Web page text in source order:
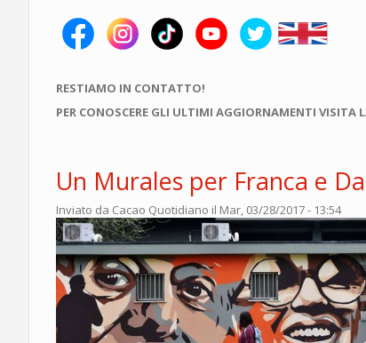
RESTIAMO IN CONTATTO!
PER CONOSCERE GLI ULTIMI AGGIORNAMENTI VISITA
Un Murales per Franca e
Inviato da Cacao Quotidiano il Mar, 03/28/2017 - 13:54